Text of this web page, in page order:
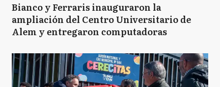
Bianco y Ferraris inauguraron la
ampliación del Centro Universitario de
Alem y entregaron computadoras